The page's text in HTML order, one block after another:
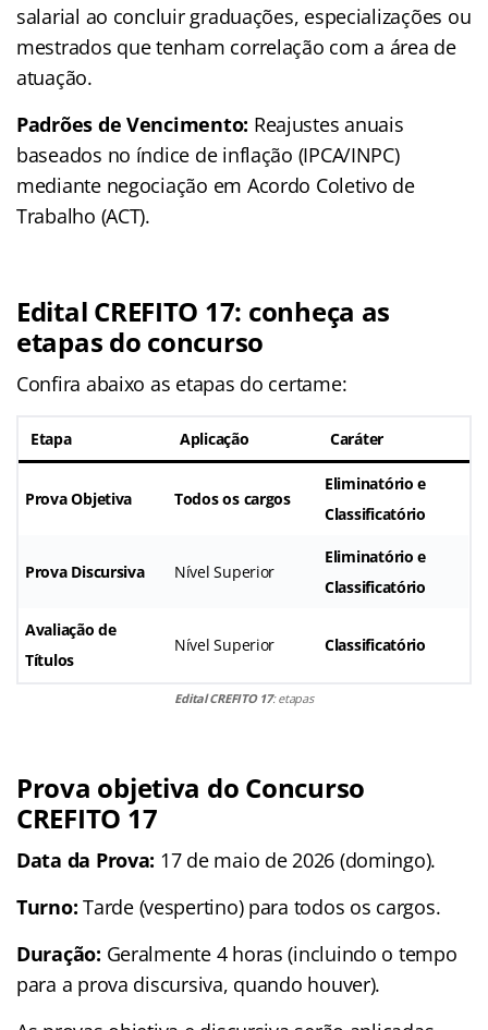
salarial ao concluir graduações, especializações ou
mestrados que tenham correlação com a área de
atuação.
Padrões de Vencimento: Reajustes anuais
baseados no índice de inflação (IPCA/INPC)
mediante negociação em Acordo Coletivo de
Trabalho (ACT).
Edital CREFITO 17: conheça as
etapas do concurso
Confira abaixo as etapas do certame:
Etapa Aplicação Caráter
Prova Objetiva Todos os cargos
Eliminatório e
Classificatório
Prova Discursiva Nível Superior
Eliminatório e
Classificatório
Avaliação de
Títulos
Nível Superior Classificatório
Edital CREFITO 17: etapas
Prova objetiva do Concurso
CREFITO 17
Data da Prova: 17 de maio de 2026 (domingo).
Turno: Tarde (vespertino) para todos os cargos.
Duração: Geralmente 4 horas (incluindo o tempo
para a prova discursiva, quando houver).